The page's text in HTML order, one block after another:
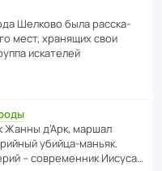
Шелково была расска­
мест, хранящих свои
иска­телей
Жанны д’Арк, маршал
убийца-маньяк.
– совре­менник Иисуса…